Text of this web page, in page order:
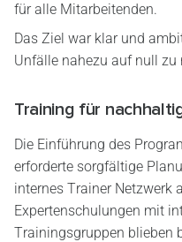
für alle Mitarbeitenden.
Das Ziel war klar und
Unfälle nahezu auf null zu
Training für
Die Einführung des
erforderte sorgfältige
internes Trainer Netzwerk
Expertenschulungen mit
Trainingsgruppen blieben